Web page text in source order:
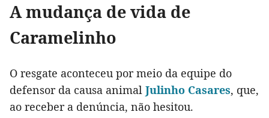
A mudança de vida de
Caramelinho
O resgate aconteceu por meio da equipe do
defensor da causa animal Julinho Casares, que,
ao receber a denúncia, não hesitou.